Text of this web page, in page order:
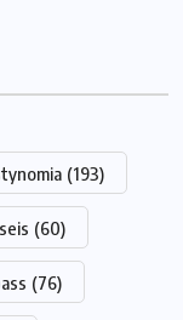
(193)
(60)
(76)